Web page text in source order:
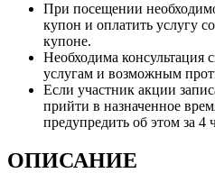
При посещении
купон и оплатить услугу
купоне.
Необходима консультация
услугам и возможным
Если участник акции
прийти в назначенное
предупредить об этом за 4
ОПИСАНИЕ